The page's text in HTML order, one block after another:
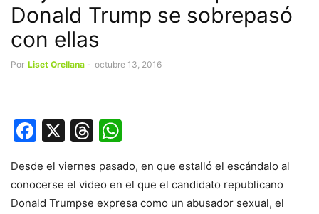
Donald Trump se sobrepasó
con ellas
Por Liset Orellana - octubre 13, 2016
Facebook
X Threads
Desde el viernes pasado, en que estalló el escándalo al
conocerse el video en el que el candidato republicano
Donald Trumpse expresa como un abusador sexual, el